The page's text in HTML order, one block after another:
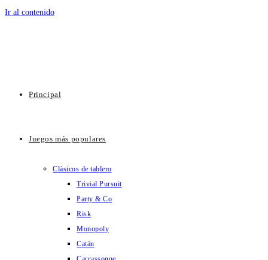
Ir al contenido
Principal
Juegos más populares
Clásicos de tablero
Trivial Pursuit
Party & Co
Risk
Monopoly
Catán